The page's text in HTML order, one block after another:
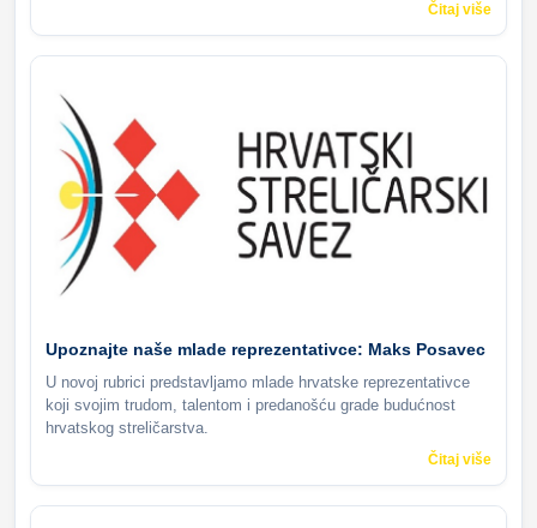
Čitaj više
Upoznajte naše mlade reprezentativce: Maks Posavec
U novoj rubrici predstavljamo mlade hrvatske reprezentativce
koji svojim trudom, talentom i predanošću grade budućnost
hrvatskog streličarstva.
Čitaj više